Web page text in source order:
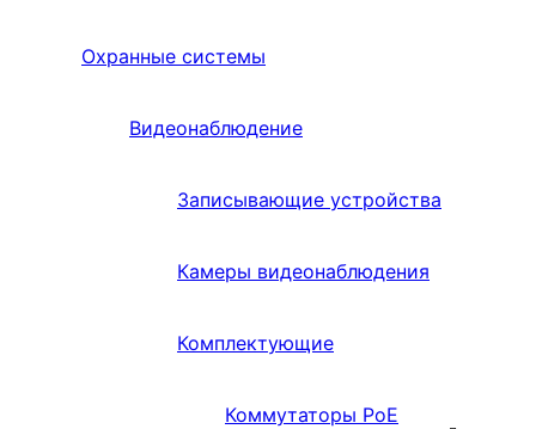
Охранные системы
Видеонаблюдение
Записывающие устройства
Камеры видеонаблюдения
Комплектующие
Коммутаторы PoE